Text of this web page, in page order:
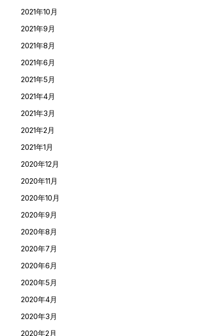
2021年10月
2021年9月
2021年8月
2021年6月
2021年5月
2021年4月
2021年3月
2021年2月
2021年1月
2020年12月
2020年11月
2020年10月
2020年9月
2020年8月
2020年7月
2020年6月
2020年5月
2020年4月
2020年3月
2020年2月